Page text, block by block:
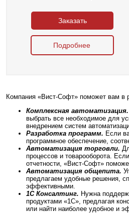
Заказать
Подробнее
Компания «Вист-Софт» поможет вам в
Комплексная автоматизация.
выбрать все необходимое для
внедрением систем
Разработка программ. Если
программное обеспечение,
Автоматизация торговли.
процессов и товарооборота.
отчетности, «Вист-Софт»
Автоматизация общепита.
предлагаем удобные решения,
эффективными.
1C Консалтинг. Нужна
продуктами «1С», предлагая
или найти наиболее удобное и